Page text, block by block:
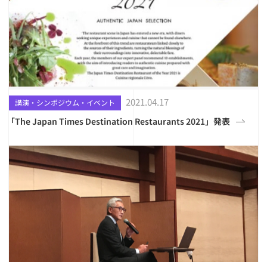
講演・シンポジウム・イベント 2021.04.17
「The Japan Times Destination Restaurants 2021」発表